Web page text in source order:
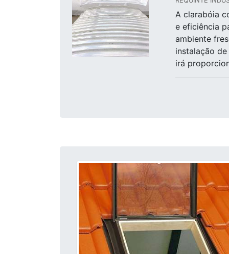
A clarabóia
e eficiência
ambiente
instalação
irá